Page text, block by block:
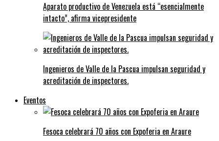
Aparato productivo de Venezuela está “esencialmente
intacto”, afirma vicepresidente
Ingenieros de Valle de la Pascua impulsan seguridad y
acreditación de inspectores.
Eventos
Fesoca celebrará 70 años con Expoferia en Araure